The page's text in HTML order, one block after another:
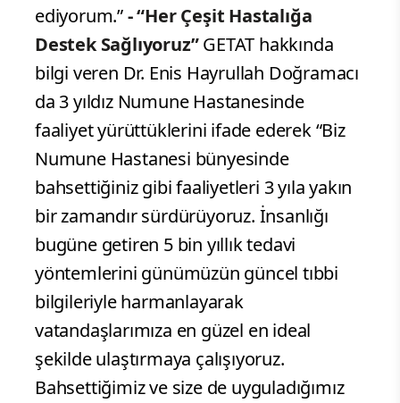
ediyorum.”- “Her Çeşit Hastalığa
Destek Sağlıyoruz”GETAT hakkında
bilgi veren Dr. Enis Hayrullah Doğramacı
da 3 yıldız Numune Hastanesinde
faaliyet yürüttüklerini ifade ederek “Biz
Numune Hastanesi bünyesinde
bahsettiğiniz gibi faaliyetleri 3 yıla yakın
bir zamandır sürdürüyoruz. İnsanlığı
bugüne getiren 5 bin yıllık tedavi
yöntemlerini günümüzün güncel tıbbi
bilgileriyle harmanlayarak
vatandaşlarımıza en güzel en ideal
şekilde ulaştırmaya çalışıyoruz.
Bahsettiğimiz ve size de uyguladığımız